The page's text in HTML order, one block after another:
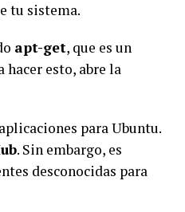
tu sistema.
apt-get, que es un
esto, abre la
para Ubuntu.
. Sin embargo, es
desconocidas para